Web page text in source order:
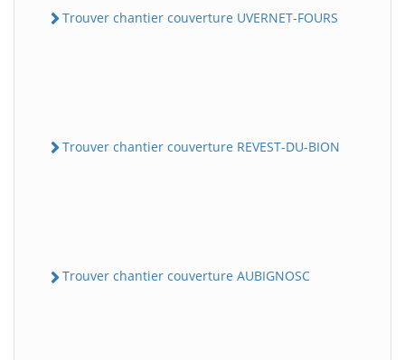
Trouver chantier couverture UVERNET-FOURS
Trouver chantier couverture REVEST-DU-BION
Trouver chantier couverture AUBIGNOSC